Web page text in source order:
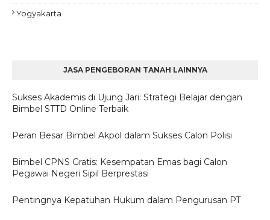
Yogyakarta
JASA PENGEBORAN TANAH LAINNYA
Sukses Akademis di Ujung Jari: Strategi Belajar dengan
Bimbel STTD Online Terbaik
Peran Besar Bimbel Akpol dalam Sukses Calon Polisi
Bimbel CPNS Gratis: Kesempatan Emas bagi Calon
Pegawai Negeri Sipil Berprestasi
Pentingnya Kepatuhan Hukum dalam Pengurusan PT